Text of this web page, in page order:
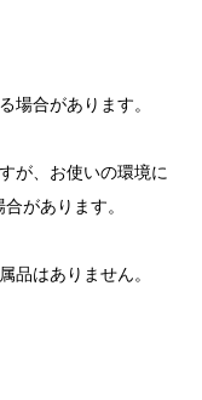
場合があります。
が、お使いの環境に
があります。
品はありません。